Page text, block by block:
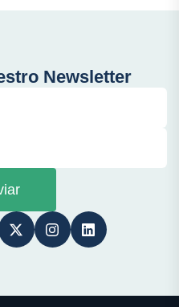
Newsletter